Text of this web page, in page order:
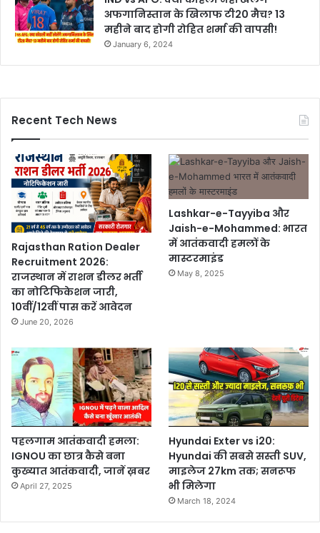
अफगानिस्तान के खिलाफ टी20 मैच? 13
महीने बाद होगी रोहित शर्मा की वापसी!
January 6, 2024
Recent Tech News
Rajasthan Ration Dealer
Recruitment 2026:
राजस्थान में राशन डीलर भर्ती
का नोटिफिकेशन जारी,
10वीं/12वीं पास करें आवेदन
June 20, 2026
Lashkar-e-Tayyiba और
Jaish-e-Mohammed: भारत
में आतंकवादी हमलों के
मास्टरमाइंड
May 8, 2025
पहलगाम आतंकवादी हमला:
IGNOU का छात्र कैसे बना
कुख्यात आतंकवादी, जानें ख़बर
April 27, 2025
Hyundai Exter vs i20:
Hyundai की सबसे सस्ती SUV,
माइलेज 27km तक; सनरूफ
भी मिलेगा
March 18, 2024